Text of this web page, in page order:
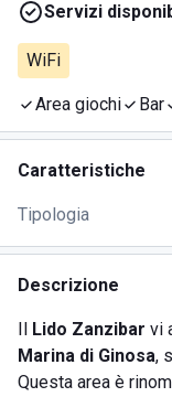
Servizi
WiFi
Area giochi Bar
Caratteristiche
Tipologia
Descrizione
Il Lido Zanzibar vi
Marina di Ginosa,
Questa area è